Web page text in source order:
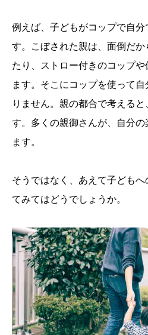
例えば、子どもがコップで自
す。こぼされた親は、面倒だ
たり、ストロー付きのコップ
ます。そこにコップを使って
りません。親の都合で考える
す。多くの親御さんが、自分
ます。
そうではなく、あえて子ども
てみてはどうでしょうか。